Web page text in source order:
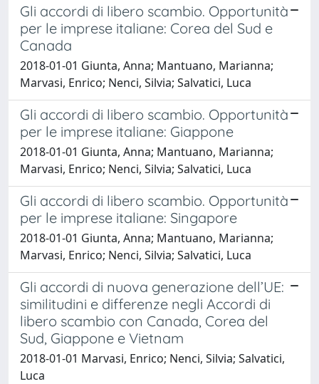
Gli accordi di libero scambio. Opportunità
per le imprese italiane: Corea del Sud e
Canada
2018-01-01 Giunta, Anna; Mantuano, Marianna;
Marvasi, Enrico; Nenci, Silvia; Salvatici, Luca
Gli accordi di libero scambio. Opportunità
per le imprese italiane: Giappone
2018-01-01 Giunta, Anna; Mantuano, Marianna;
Marvasi, Enrico; Nenci, Silvia; Salvatici, Luca
Gli accordi di libero scambio. Opportunità
per le imprese italiane: Singapore
2018-01-01 Giunta, Anna; Mantuano, Marianna;
Marvasi, Enrico; Nenci, Silvia; Salvatici, Luca
Gli accordi di nuova generazione dell’UE:
similitudini e differenze negli Accordi di
libero scambio con Canada, Corea del
Sud, Giappone e Vietnam
2018-01-01 Marvasi, Enrico; Nenci, Silvia; Salvatici,
Luca